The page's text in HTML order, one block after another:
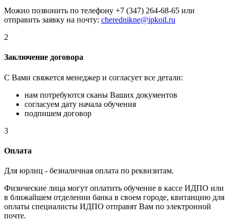
Можно позвонить по телефону +7 (347) 264-68-65 или
отправить заявку на почту: cherednikne@ipkoil.ru
2
Заключение договора
С Вами свяжется менеджер и согласует все детали:
нам потребуются сканы Ваших документов
согласуем дату начала обучения
подпишем договор
3
Оплата
Для юрлиц - безналичная оплата по реквизитам.
Физические лица могут оплатить обучение в кассе ИДПО или
в ближайшем отделении банка в своем городе, квитанцию для
оплаты специалисты ИДПО отправят Вам по электронной
почте.